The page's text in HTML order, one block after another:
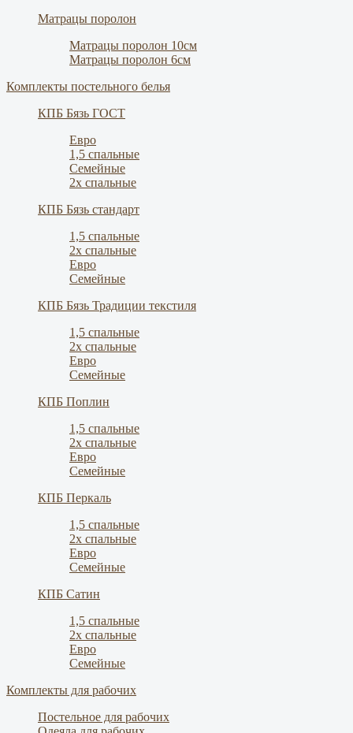
Матрацы поролон
Матрацы поролон 10см
Матрацы поролон 6см
Комплекты постельного белья
КПБ Бязь ГОСТ
Евро
1,5 спальные
Семейные
2х спальные
КПБ Бязь стандарт
1,5 спальные
2х спальные
Евро
Семейные
КПБ Бязь Традиции текстиля
1,5 спальные
2х спальные
Евро
Семейные
КПБ Поплин
1,5 спальные
2х спальные
Евро
Семейные
КПБ Перкаль
1,5 спальные
2х спальные
Евро
Семейные
КПБ Сатин
1,5 спальные
2х спальные
Евро
Семейные
Комплекты для рабочих
Постельное для рабочих